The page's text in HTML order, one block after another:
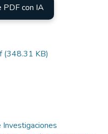
con IA
(348.31 KB)